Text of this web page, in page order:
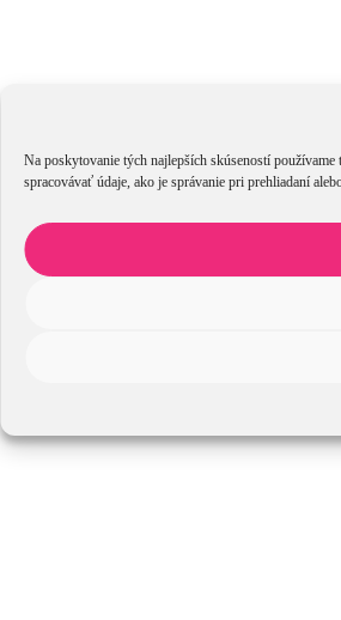
Na poskytovanie tých najlepších skúseností
spracovávať údaje, ako je správanie pri prehliadaní